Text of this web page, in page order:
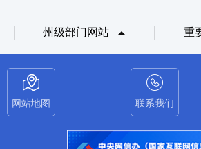
州级部门网站 重
网站地图 联系我们